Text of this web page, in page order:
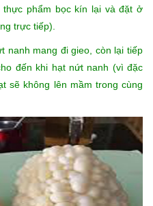
thực phẩm bọc kín lại và đặt ở
trực tiếp).
nanh mang đi gieo, còn lại tiếp
đến khi hạt nứt nanh (vì đặc
sẽ không lên mầm trong cùng